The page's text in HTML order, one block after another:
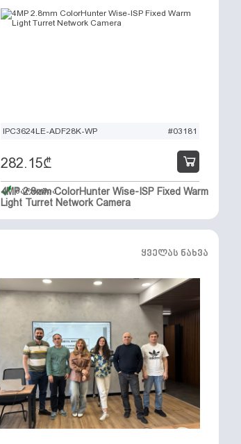
IPC3624LE-ADF28K-WP #03181
4MP 2.8mm ColorHunter Wise-ISP Fixed Warm
Light Turret Network Camera
282.15₾
მარაგშია
ყველას ნახვა